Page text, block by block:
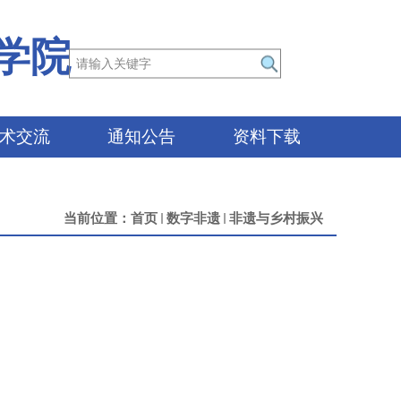
院
交流 通知公告 资料下载
当前位置： 首页 数字非遗 非遗与乡村振兴